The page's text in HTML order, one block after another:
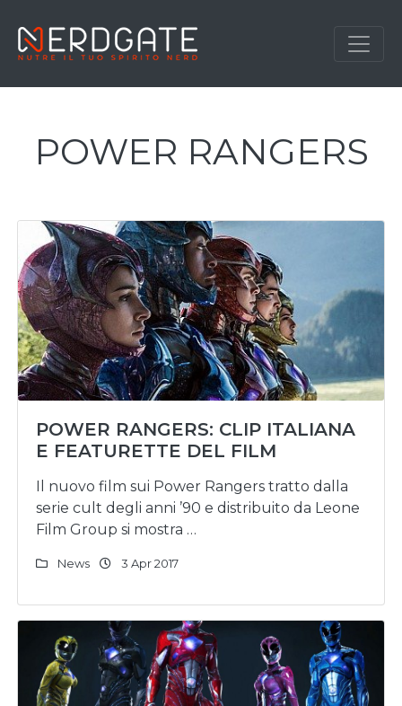
POWER RANGERS
POWER RANGERS: CLIP ITALIANA
E FEATURETTE DEL FILM
Il nuovo film sui Power Rangers tratto dalla
serie cult degli anni ’90 e distribuito da Leone
Film Group si mostra …
News 3 Apr 2017